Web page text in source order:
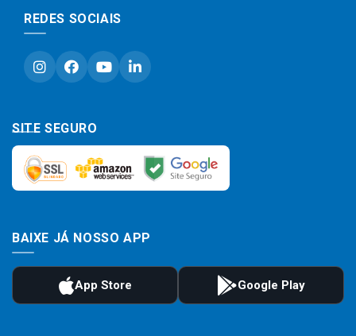
REDES SOCIAIS
SITE SEGURO
BAIXE JÁ NOSSO APP